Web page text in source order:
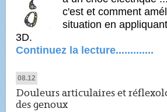
c'est et comment
situation en
3D.
Continuez la lecture.............
08.12
Douleurs articulaires et
des genoux